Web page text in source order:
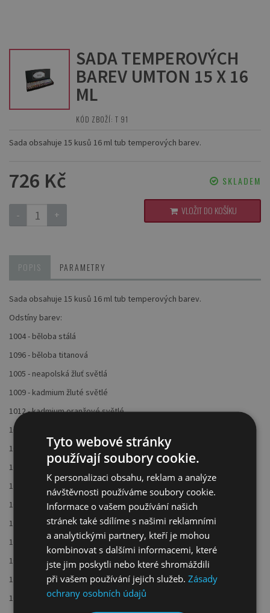
SADA TEMPEROVÝCH
BAREV UMTON 15 X 16
ML
KÓD ZBOŽÍ: T 91
Sada obsahuje 15 kusů 16 ml tub temperových barev.
726 Kč SKLADEM
- + VLOŽIT DO KOŠÍKU
POPIS PARAMETRY
Sada obsahuje 15 kusů 16 ml tub temperových barev.
Odstíny barev:
1004 - běloba stálá
1096 - běloba titanová
1005 - neapolská žluť světlá
1009 - kadmium žluté světlé
1012 - kadmium oranžové světlé
1032 - kraplak tmavý
1016 - okr světlý
1041 - siena pálená
1043 - umbra pálená
1085 - čerň železitá
1060 - ultramarín tmavý
1030 - permanentní modř
1026 - ultramarín červený
1082 - smaragdová zeleň
1078 - chromoxid tupý
Tyto webové stránky
používají soubory cookie.
K personalizaci obsahu, reklam a analýze
návštěvnosti používáme soubory cookie.
Informace o vašem používání našich
stránek také sdílíme s našimi reklamními
a analytickými partnery, kteří je mohou
kombinovat s dalšími informacemi, které
jste jim poskytli nebo které shromáždili
při vašem používání jejich služeb.Zásady
ochrany osobních údajů